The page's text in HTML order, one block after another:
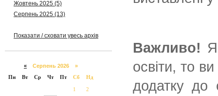
Жовтень 2025 (5)
Серпень 2025 (13)
Показати / сховати увесь архів
« Серпень 2026 »
Пн
Вт Ср Чт Пт Сб Нд
1 2
Важливо!
освіти, то
додатку до